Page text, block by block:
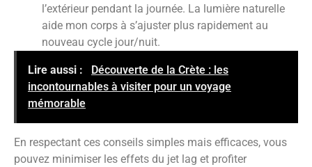
l’extérieur pendant la journée. La lumière naturelle
aide mon corps à s’ajuster plus rapidement au
nouveau cycle jour/nuit.
Lire aussi :
Découverte de la Crète : les
incontournables à visiter pour un voyage
mémorable
En respectant ces conseils simples mais efficaces, vous
pouvez minimiser les effets du jet lag et profiter